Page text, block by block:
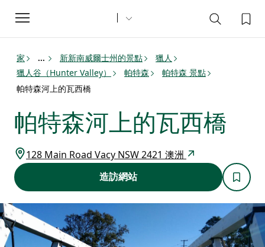
Toggle
navigation
家 ... 新新南威爾士州的景點
獵人
獵人谷（Hunter Valley）
帕特森
帕特森 景點
帕特森河上的瓦西橋
帕特森河上的瓦西橋
128 Main Road Vacy NSW 2421 澳洲
造訪網站